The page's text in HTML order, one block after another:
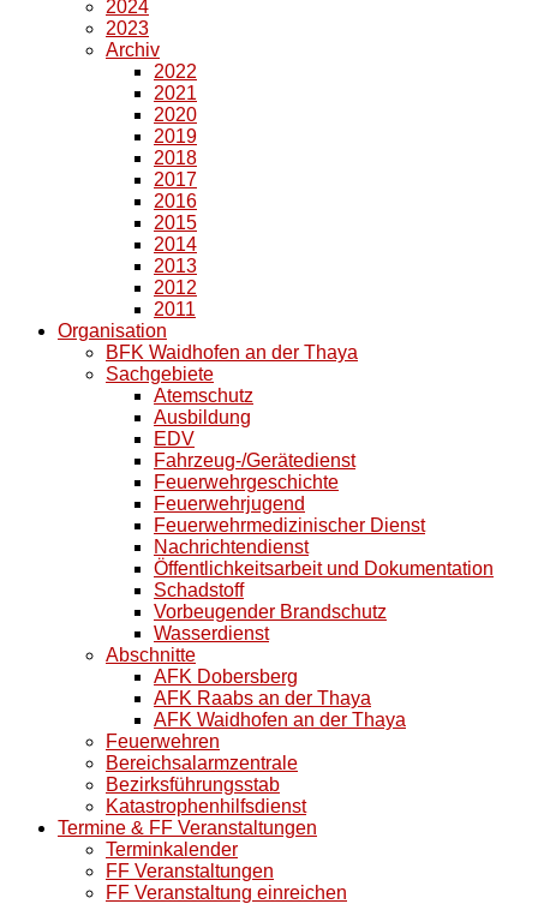
2024
2023
Archiv
2022
2021
2020
2019
2018
2017
2016
2015
2014
2013
2012
2011
Organisation
BFK Waidhofen an der Thaya
Sachgebiete
Atemschutz
Ausbildung
EDV
Fahrzeug-/Gerätedienst
Feuerwehrgeschichte
Feuerwehrjugend
Feuerwehrmedizinischer Dienst
Nachrichtendienst
Öffentlichkeitsarbeit und Dokumentation
Schadstoff
Vorbeugender Brandschutz
Wasserdienst
Abschnitte
AFK Dobersberg
AFK Raabs an der Thaya
AFK Waidhofen an der Thaya
Feuerwehren
Bereichsalarmzentrale
Bezirksführungsstab
Katastrophenhilfsdienst
Termine & FF Veranstaltungen
Terminkalender
FF Veranstaltungen
FF Veranstaltung einreichen